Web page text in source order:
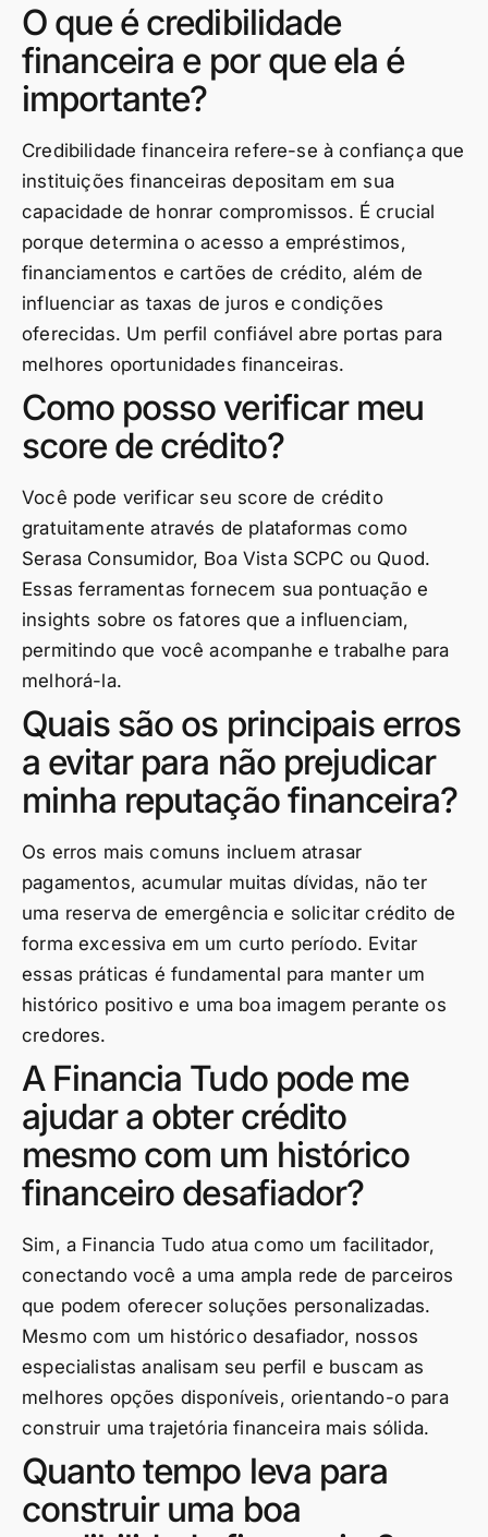
O que é credibilidade
financeira e por que ela é
importante?
Credibilidade financeira refere-se à confiança que
instituições financeiras depositam em sua
capacidade de honrar compromissos. É crucial
porque determina o acesso a empréstimos,
financiamentos e cartões de crédito, além de
influenciar as taxas de juros e condições
oferecidas. Um perfil confiável abre portas para
melhores oportunidades financeiras.
Como posso verificar meu
score de crédito?
Você pode verificar seu score de crédito
gratuitamente através de plataformas como
Serasa Consumidor, Boa Vista SCPC ou Quod.
Essas ferramentas fornecem sua pontuação e
insights sobre os fatores que a influenciam,
permitindo que você acompanhe e trabalhe para
melhorá-la.
Quais são os principais erros
a evitar para não prejudicar
minha reputação financeira?
Os erros mais comuns incluem atrasar
pagamentos, acumular muitas dívidas, não ter
uma reserva de emergência e solicitar crédito de
forma excessiva em um curto período. Evitar
essas práticas é fundamental para manter um
histórico positivo e uma boa imagem perante os
credores.
A Financia Tudo pode me
ajudar a obter crédito
mesmo com um histórico
financeiro desafiador?
Sim, a Financia Tudo atua como um facilitador,
conectando você a uma ampla rede de parceiros
que podem oferecer soluções personalizadas.
Mesmo com um histórico desafiador, nossos
especialistas analisam seu perfil e buscam as
melhores opções disponíveis, orientando-o para
construir uma trajetória financeira mais sólida.
Quanto tempo leva para
construir uma boa